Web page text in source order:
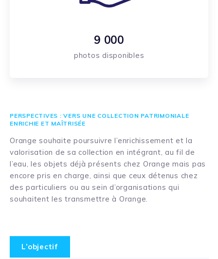
9 000
photos disponibles
PERSPECTIVES : VERS UNE COLLECTION PATRIMONIALE
ENRICHIE ET MAÎTRISÉE
Orange souhaite poursuivre l’enrichissement et la
valorisation de sa collection en intégrant, au fil de
l’eau, les objets déjà présents chez Orange mais pas
encore pris en charge, ainsi que ceux détenus chez
des particuliers ou au sein d’organisations qui
souhaitent les transmettre à Orange.
L’objectif